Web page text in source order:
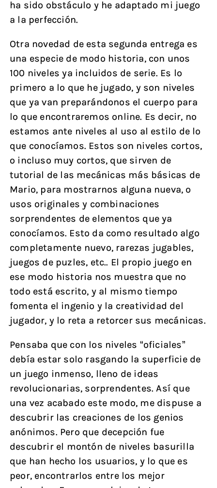
ha sido obstáculo y he adaptado mi juego
a la perfección.
Otra novedad de esta segunda entrega es
una especie de modo historia, con unos
100 niveles ya incluidos de serie. Es lo
primero a lo que he jugado, y son niveles
que ya van preparándonos el cuerpo para
lo que encontraremos online. Es decir, no
estamos ante niveles al uso al estilo de lo
que conocíamos. Estos son niveles cortos,
o incluso muy cortos, que sirven de
tutorial de las mecánicas más básicas de
Mario, para mostrarnos alguna nueva, o
usos originales y combinaciones
sorprendentes de elementos que ya
conocíamos. Esto da como resultado algo
completamente nuevo, rarezas jugables,
juegos de puzles, etc.. El propio juego en
ese modo historia nos muestra que no
todo está escrito, y al mismo tiempo
fomenta el ingenio y la creatividad del
jugador, y lo reta a retorcer sus mecánicas.
Pensaba que con los niveles “oficiales”
debía estar solo rasgando la superficie de
un juego inmenso, lleno de ideas
revolucionarias, sorprendentes. Así que
una vez acabado este modo, me dispuse a
descubrir las creaciones de los genios
anónimos. Pero que decepción fue
descubrir el montón de niveles basurilla
que han hecho los usuarios, y lo que es
peor, encontrarlos entre los mejor